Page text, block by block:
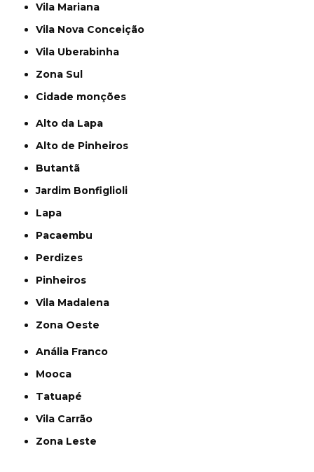
Vila Mariana
Vila Nova Conceição
Vila Uberabinha
Zona Sul
cidade monções
Alto da Lapa
Alto de Pinheiros
Butantã
Jardim Bonfiglioli
Lapa
Pacaembu
Perdizes
Pinheiros
Vila Madalena
Zona Oeste
Anália Franco
Mooca
Tatuapé
Vila Carrão
Zona Leste